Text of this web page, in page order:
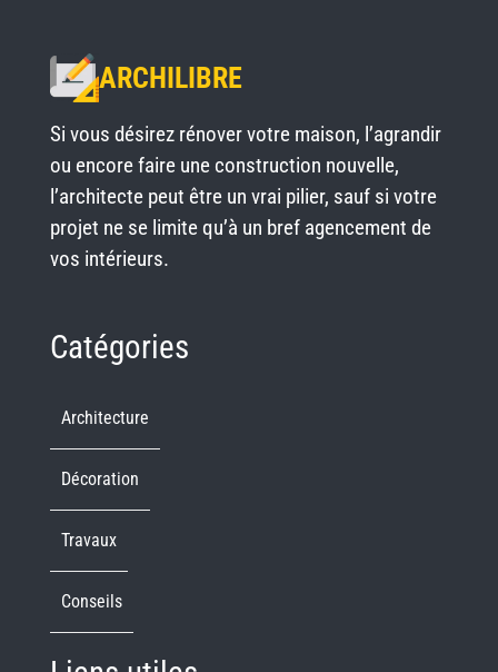
ARCHILIBRE
Si vous désirez rénover votre maison, l’agrandir
ou encore faire une construction nouvelle,
l’architecte peut être un vrai pilier, sauf si votre
projet ne se limite qu’à un bref agencement de
vos intérieurs.
Catégories
Architecture
Décoration
Travaux
Conseils